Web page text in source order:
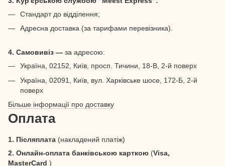
Стандарт до відділення;
Адресна доставка (за тарифами перевізника).
4. Самовивіз — за адресою:
Україна, 02152, Київ, просп. Тичини, 18-В, 2-й поверх
Україна, 02091, Київ, вул. Харківське шосе, 172-Б, 2-й
поверх
Більше інформації про доставку
Оплата
1. Післяплата (накладений платіж)
2. Онлайн-оплата банківською карткою (Visa,
MasterCard )